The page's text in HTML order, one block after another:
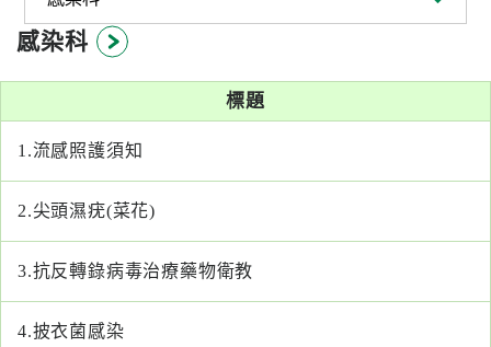
護
認
識
阮
感染科
標題
1.流感照護須知
2.尖頭濕疣(菜花)
3.抗反轉錄病毒治療藥物衛教
4.披衣菌感染